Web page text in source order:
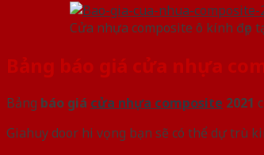
Cửa nhựa composite ô kính đẹp
Bảng báo giá cửa nhựa
Bảng báo giá cửa nhựa composite 2021
Giahuy door hi vọng bạn sẽ có thể dự trù